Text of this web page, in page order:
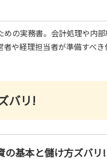
の実務書。会計処理や内
や経理担当者が準備すべ
バリ!
の基本と儲け方ズバリ!